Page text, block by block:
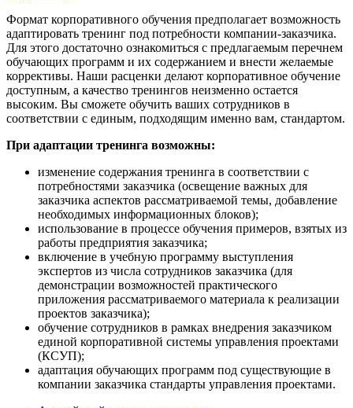
Формат корпоративного обучения предполагает возможность
адаптировать тренинг под потребности компании-заказчика.
Для этого достаточно ознакомиться с предлагаемым перечнем
обучающих программ и их содержанием и внести желаемые
коррективы. Наши расценки делают корпоративное обучение
доступным, а качество тренингов неизменно остается
высоким. Вы сможете обучить ваших сотрудников в
соответствии с единым, подходящим именно вам, стандартом.
При адаптации тренинга возможны:
изменение содержания тренинга в соответствии с
потребностями заказчика (освещение важных для
заказчика аспектов рассматриваемой темы, добавление
необходимых информационных блоков);
использование в процессе обучения примеров, взятых из
работы предприятия заказчика;
включение в учебную программу выступления
экспертов из числа сотрудников заказчика (для
демонстрации возможностей практического
приложения рассматриваемого материала к реализации
проектов заказчика);
обучение сотрудников в рамках внедрения заказчиком
единой корпоративной системы управления проектами
(КСУП);
адаптация обучающих программ под существующие в
компании заказчика стандарты управления проектами.